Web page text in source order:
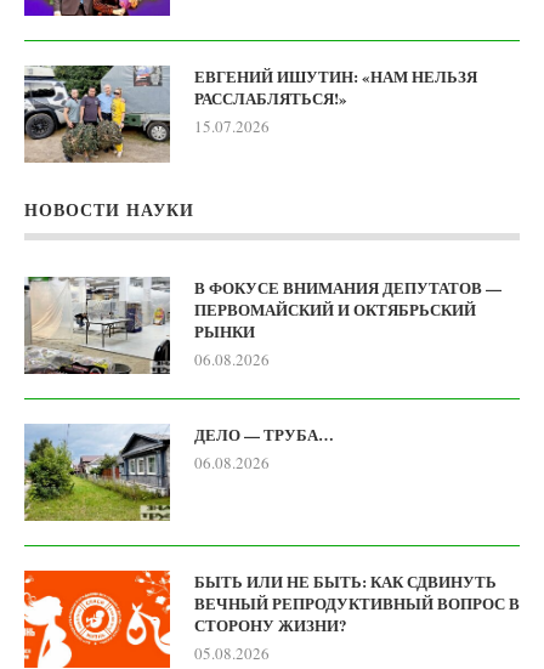
ЕВГЕНИЙ ИШУТИН: «НАМ НЕЛЬЗЯ
РАССЛАБЛЯТЬСЯ!»
15.07.2026
НОВОСТИ НАУКИ
В ФОКУСЕ ВНИМАНИЯ ДЕПУТАТОВ —
ПЕРВОМАЙСКИЙ И ОКТЯБРЬСКИЙ
РЫНКИ
06.08.2026
ДЕЛО — ТРУБА…
06.08.2026
БЫТЬ ИЛИ НЕ БЫТЬ: КАК СДВИНУТЬ
ВЕЧНЫЙ РЕПРОДУКТИВНЫЙ ВОПРОС В
СТОРОНУ ЖИЗНИ?
05.08.2026